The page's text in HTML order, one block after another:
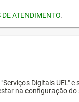
ATENDIMENTO.
Digitais UEL"
na configuração